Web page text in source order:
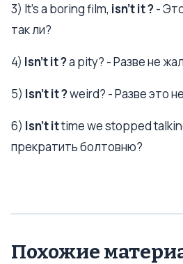
3) It’s a boring film, isn’t it ?-
так ли?
4) Isn’t it ?a pity? - Разве не
5) Isn’t it ?weird? - Разве это
6) Isn’t ittime we stopped
прекратить болтовню?
Похожие